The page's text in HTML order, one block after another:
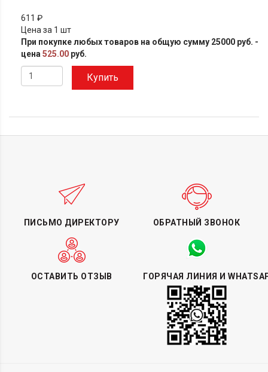
611 ₽
Цена за 1 шт
При покупке любых товаров на общую сумму 25000 руб. -
цена 525.00 руб.
Купить
ПИСЬМО ДИРЕКТОРУ ОБРАТНЫЙ ЗВОНОК
ОСТАВИТЬ ОТЗЫВ ГОРЯЧАЯ ЛИНИЯ И